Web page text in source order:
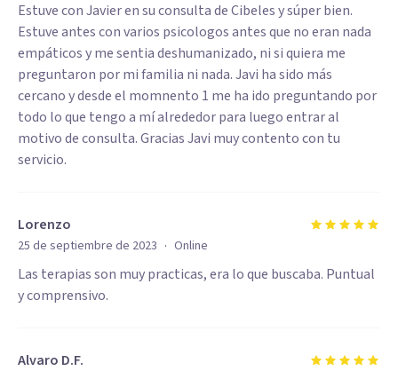
Estuve con Javier en su consulta de Cibeles y súper bien.
Estuve antes con varios psicologos antes que no eran nada
empáticos y me sentia deshumanizado, ni si quiera me
preguntaron por mi familia ni nada. Javi ha sido más
cercano y desde el momnento 1 me ha ido preguntando por
todo lo que tengo a mí alrededor para luego entrar al
motivo de consulta. Gracias Javi muy contento con tu
servicio.
Lorenzo
25 de septiembre de 2023 · Online
Las terapias son muy practicas, era lo que buscaba. Puntual
y comprensivo.
Alvaro D.F.